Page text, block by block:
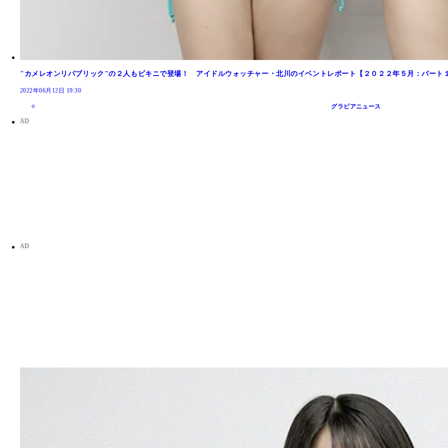
"カメレオンリパブリック"の２人もビキニで登場！ アイドルウォッチャー・北川のイベントレポート【２０２２年５月：パート
2022年06月12日 19:30
グラビアニュース